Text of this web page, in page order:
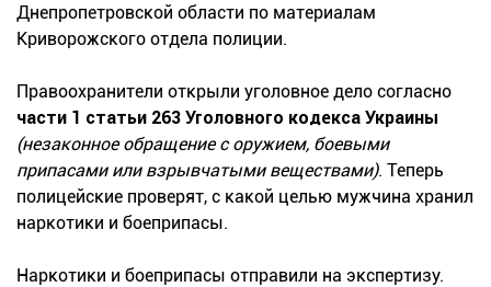
Днепропетровской области по материалам
Криворожского отдела полиции.
Правоохранители открыли уголовное дело согласно
части 1 статьи 263 Уголовного кодекса Украины
(незаконное обращение с оружием, боевыми
припасами или взрывчатыми веществами). Теперь
полицейские проверят, с какой целью мужчина хранил
наркотики и боеприпасы.
Наркотики и боеприпасы отправили на экспертизу.